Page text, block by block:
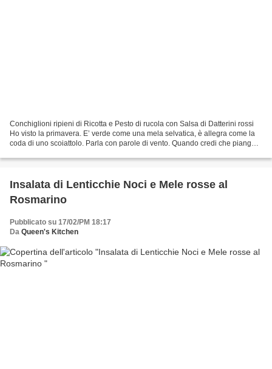
Conchiglioni ripieni di Ricotta e Pesto di rucola con Salsa di Datterini rossi
Ho visto la primavera. E’ verde come una mela selvatica, è allegra come la
coda di uno scoiattolo. Parla con parole di vento. Quando credi che pianga è
Insalata di Lenticchie Noci e Mele rosse al
Rosmarino
Pubblicato su 17/02/PM 18:17
Da Queen's Kitchen